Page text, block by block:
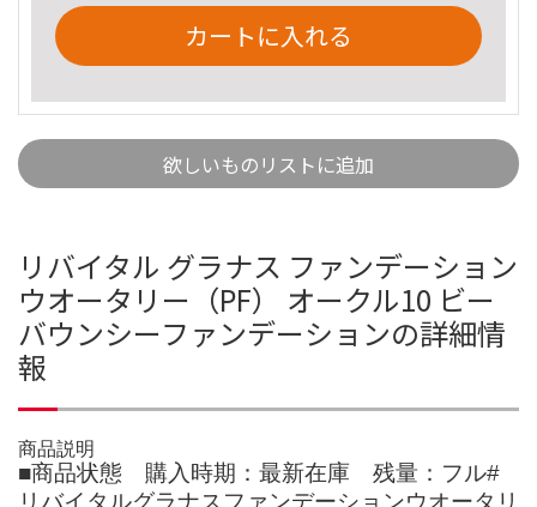
カートに入れる
欲しいものリストに追加
リバイタル グラナス ファンデーション
ウオータリー（PF） オークル10 ビー
バウンシーファンデーションの詳細情
報
商品説明
■商品状態 購入時期：最新在庫 残量：フル#
リバイタルグラナスファンデーションウオータリ